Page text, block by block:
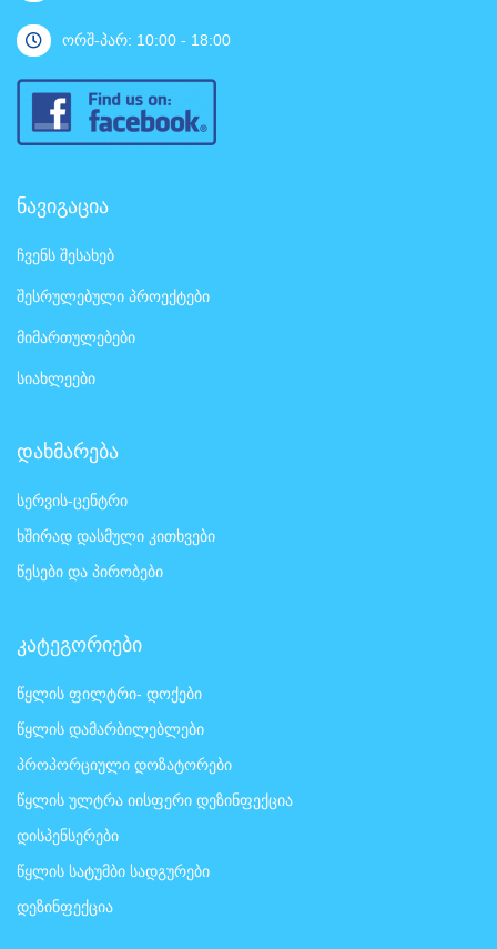
ორშ-პარ: 10:00 - 18:00
ნავიგაცია
ჩვენს შესახებ
შესრულებული პროექტები
მიმართულებები
სიახლეები
დახმარება
სერვის-ცენტრი
ხშირად დასმული კითხვები
წესები და პირობები
კატეგორიები
წყლის ფილტრი- დოქები
წყლის დამარბილებლები
პროპორციული დოზატორები
წყლის ულტრა იისფერი დეზინფექცია
დისპენსერები
წყლის სატუმბი სადგურები
დეზინფექცია